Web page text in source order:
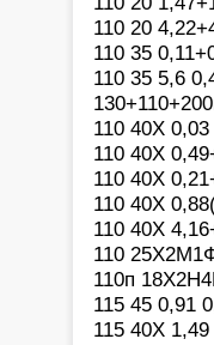
110 20
110 35
110 35 5,6
110 40Х
110 40Х
110 40Х
110 40Х
110 40Х
110
110п
115 45 0,91
115 40Х